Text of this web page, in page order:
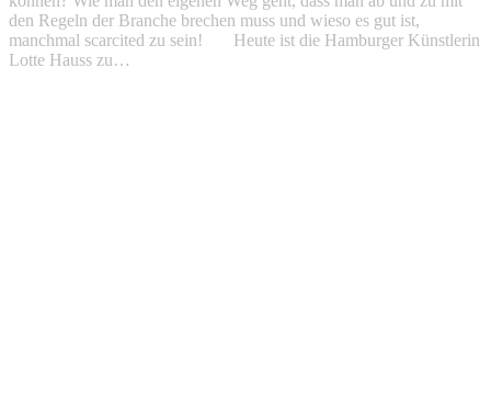
den Regeln der Branche brechen muss und wieso es gut ist,
manchmal scarcited zu sein! Heute ist die Hamburger Künstlerin
Lotte Hauss zu…